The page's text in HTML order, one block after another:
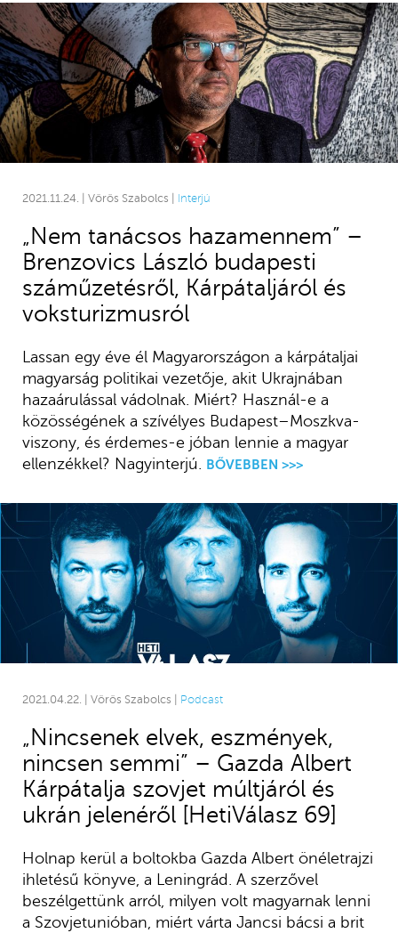
2021.11.24. | Vörös Szabolcs | Interjú
„Nem tanácsos hazamennem” –
Brenzovics László budapesti
száműzetésről, Kárpátaljáról és
voksturizmusról
Lassan egy éve él Magyarországon a kárpátaljai
magyarság politikai vezetője, akit Ukrajnában
hazaárulással vádolnak. Miért? Használ-e a
közösségének a szívélyes Budapest–Moszkva-
viszony, és érdemes-e jóban lennie a magyar
ellenzékkel? Nagyinterjú. BŐVEBBEN >>>
2021.04.22. | Vörös Szabolcs | Podcast
„Nincsenek elvek, eszmények,
nincsen semmi” – Gazda Albert
Kárpátalja szovjet múltjáról és
ukrán jelenéről [HetiVálasz 69]
Holnap kerül a boltokba Gazda Albert önéletrajzi
ihletésű könyve, a Leningrád. A szerzővel
beszélgettünk arról, milyen volt magyarnak lenni
a Szovjetunióban, miért várta Jancsi bácsi a brit